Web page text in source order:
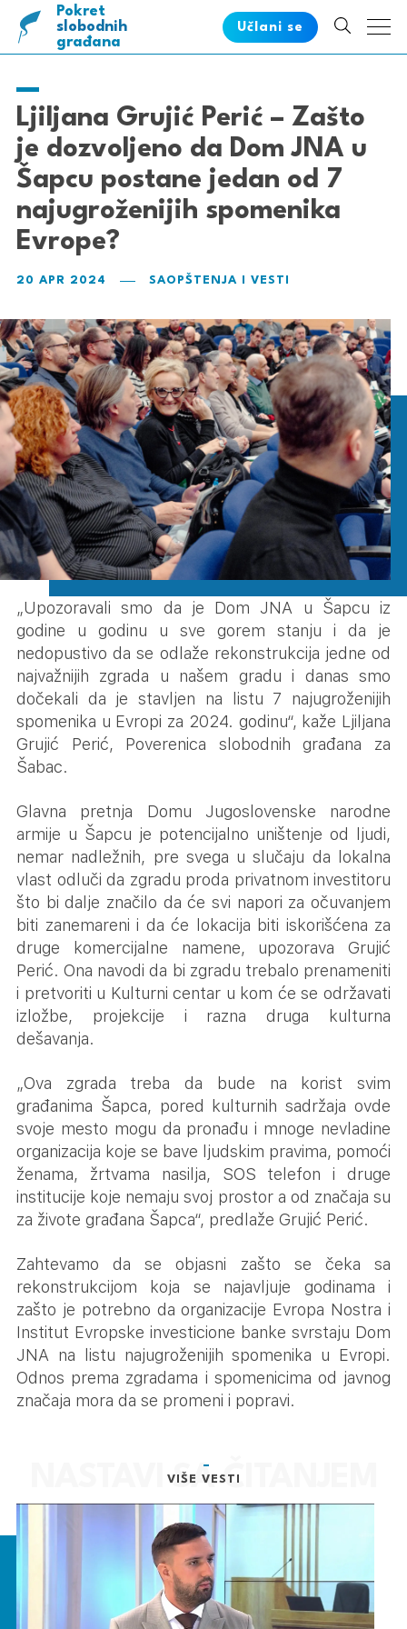
Pokret
pametnih
slobodnih
građana
Učlani se
Ljiljana Grujić Perić – Zašto
je dozvoljeno da Dom JNA u
Šapcu postane jedan od 7
najugroženijih spomenika
Evrope?
20 APR 2024 SAOPŠTENJA I VESTI
„Upozoravali smo da je Dom JNA u Šapcu iz
godine u godinu u sve gorem stanju i da je
nedopustivo da se odlaže rekonstrukcija jedne od
najvažnijih zgrada u našem gradu i danas smo
dočekali da je stavljen na listu 7 najugroženijih
spomenika u Evropi za 2024. godinu“, kaže Ljiljana
Grujić Perić, Poverenica slobodnih građana za
Šabac.
Glavna pretnja Domu Jugoslovenske narodne
armije u Šapcu je potencijalno uništenje od ljudi,
nemar nadležnih, pre svega u slučaju da lokalna
vlast odluči da zgradu proda privatnom investitoru
što bi dalje značilo da će svi napori za očuvanjem
biti zanemareni i da će lokacija biti iskorišćena za
druge komercijalne namene, upozorava Grujić
Perić. Ona navodi da bi zgradu trebalo prenameniti
i pretvoriti u Kulturni centar u kom će se održavati
izložbe, projekcije i razna druga kulturna
dešavanja.
„Ova zgrada treba da bude na korist svim
građanima Šapca, pored kulturnih sadržaja ovde
svoje mesto mogu da pronađu i mnoge nevladine
organizacija koje se bave ljudskim pravima, pomoći
ženama, žrtvama nasilja, SOS telefon i druge
institucije koje nemaju svoj prostor a od značaja su
za živote građana Šapca“, predlaže Grujić Perić.
Zahtevamo da se objasni zašto se čeka sa
rekonstrukcijom koja se najavljuje godinama i
zašto je potrebno da organizacije Evropa Nostra i
Institut Evropske investicione banke svrstaju Dom
JNA na listu najugroženijih spomenika u Evropi.
Odnos prema zgradama i spomenicima od javnog
značaja mora da se promeni i popravi.
VIŠE VESTI